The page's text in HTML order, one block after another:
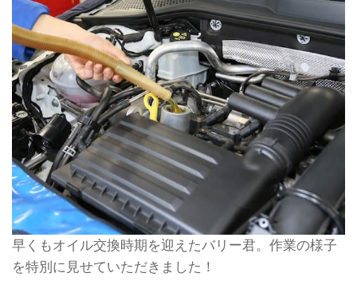
早くもオイル交換時期を迎えたバリー君。作業の様子
を特別に見せていただきました！